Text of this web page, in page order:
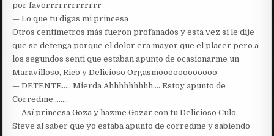
por favorrrrrrrrrrrrr
— Lo que tu digas mi princesa
Otros centímetros más fueron profanados y esta vez si le dije
que se detenga porque el dolor era mayor que el placer pero a
los segundos senti que estaban apunto de ocasionarme un
Maravilloso, Rico y Delicioso Orgasmoooooooooooo
— DETENTE….. Mierda Ahhhhhhhhh…. Estoy apunto de
Corredme……..
— Así princesa Goza y hazme Gozar con tu Delicioso Culo
Steve al saber que yo estaba apunto de corredme y sabiendo